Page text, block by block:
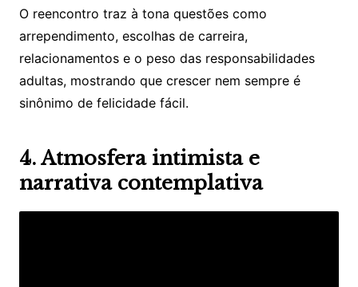
O reencontro traz à tona questões como
arrependimento, escolhas de carreira,
relacionamentos e o peso das responsabilidades
adultas, mostrando que crescer nem sempre é
sinônimo de felicidade fácil.
4. Atmosfera intimista e
narrativa contemplativa